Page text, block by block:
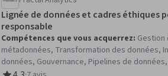
Lignée de données et cadres éthiques
responsable
Compétences que vous acquerrez: Gestion
métadonnées, Transformation des données,
données, Gouvernance, Pipelines de